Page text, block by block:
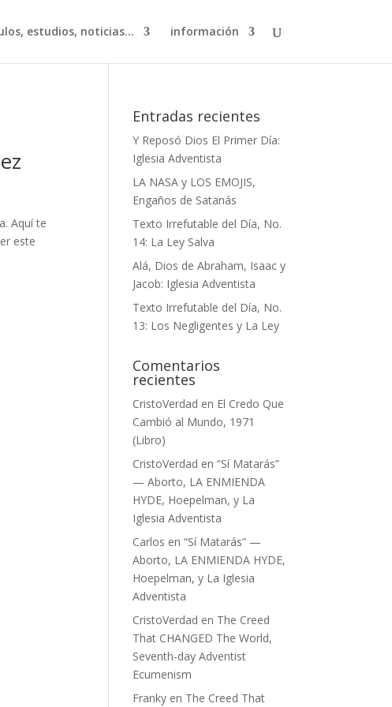
estudios, noticias… información
Aquí te
este
Entradas recientes
Y Reposó Dios El Primer Día:
Iglesia Adventista
LA NASA y LOS EMOJIS,
Engaños de Satanás
Texto Irrefutable del Día, No.
14: La Ley Salva
Alá, Dios de Abraham, Isaac y
Jacob: Iglesia Adventista
Texto Irrefutable del Día, No.
13: Los Negligentes y La Ley
Comentarios
recientes
CristoVerdad en El Credo Que
Cambió al Mundo, 1971
(Libro)
CristoVerdad en“Sí Matarás”
— Aborto, LA ENMIENDA
HYDE, Hoepelman, y La
Iglesia Adventista
Carlos en“Sí Matarás” —
Aborto, LA ENMIENDA HYDE,
Hoepelman, y La Iglesia
Adventista
CristoVerdad en The Creed
That CHANGED The World,
Seventh-day Adventist
Ecumenism
Franky en The Creed That